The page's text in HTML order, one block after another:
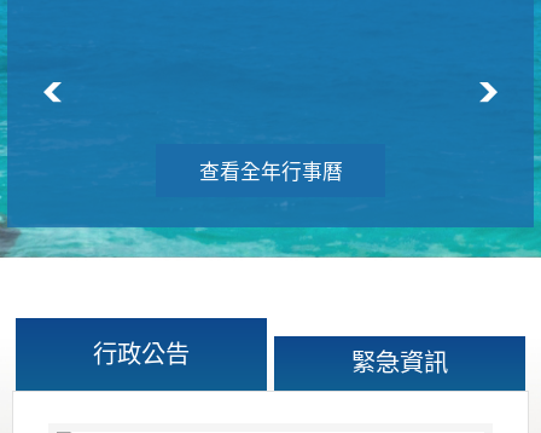
查看全年行事曆
行政公告 緊急資訊